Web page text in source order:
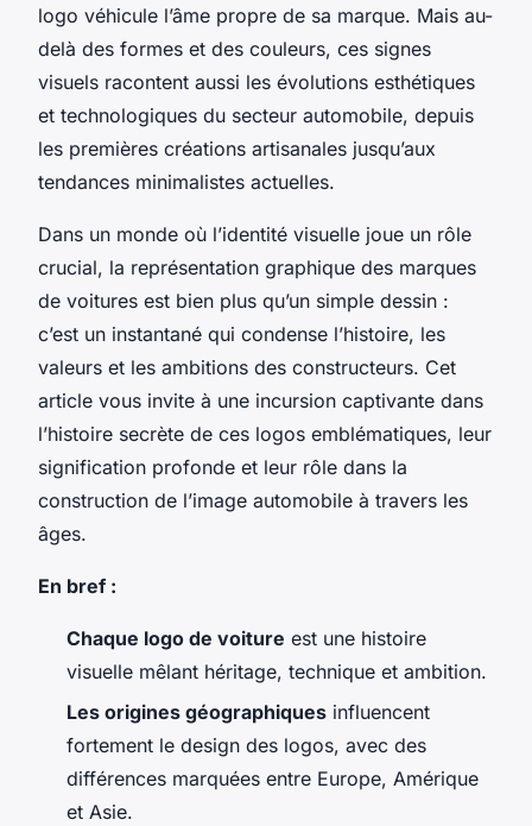
logo véhicule l’âme propre de sa marque. Mais au-
delà des formes et des couleurs, ces signes
visuels racontent aussi les évolutions esthétiques
et technologiques du secteur automobile, depuis
les premières créations artisanales jusqu’aux
tendances minimalistes actuelles.
Dans un monde où l’identité visuelle joue un rôle
crucial, la représentation graphique des marques
de voitures est bien plus qu’un simple dessin :
c’est un instantané qui condense l’histoire, les
valeurs et les ambitions des constructeurs. Cet
article vous invite à une incursion captivante dans
l’histoire secrète de ces logos emblématiques, leur
signification profonde et leur rôle dans la
construction de l’image automobile à travers les
âges.
En bref :
Chaque logo de voiture est une histoire
visuelle mêlant héritage, technique et ambition.
Les origines géographiques influencent
fortement le design des logos, avec des
différences marquées entre Europe, Amérique
et Asie.